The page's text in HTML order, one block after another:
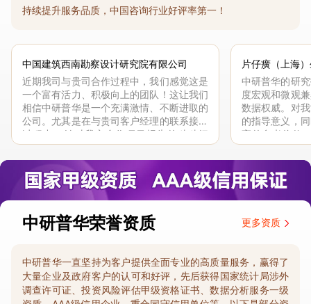
持续提升服务品质，中国咨询行业好评率第一！
中国建筑西南勘察设计研究院有限公司
近期我司与贵司合作过程中，我们感觉这是
一个富有活力、积极向上的团队！这让我们
相信中研普华是一个充满激情、不断进取的
公司。尤其是在与贵司客户经理的联系接洽
过程中，针对我方合作项目报告的种种细
节，及时细致缜密地协助与项目部沟通、探
讨和完善...
片仔癀（上海
中研普华的研
度宏观和微观
数据权威。对
的指导意义，
高的参考价值
体化”服务和行
司继续...
中研普华荣誉资质 更多资质
中研普华一直坚持为客户提供全面专业的高质量服务，赢得了
大量企业及政府客户的认可和好评，先后获得国家统计局涉外
调查许可证、投资风险评估甲级资格证书、数据分析服务一级